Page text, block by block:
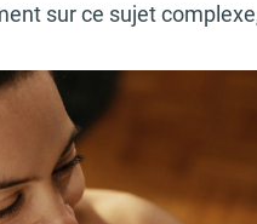
sur ce sujet